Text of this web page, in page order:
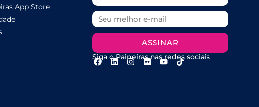
App Store
ASSINAR
Siga o Paineiras nas redes sociais